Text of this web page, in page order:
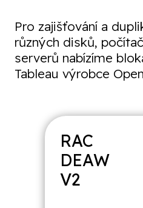
Pro zajišťování a
různých disků,
serverů nabízíme
Tableau výrobce
RAC
DEAW
V2